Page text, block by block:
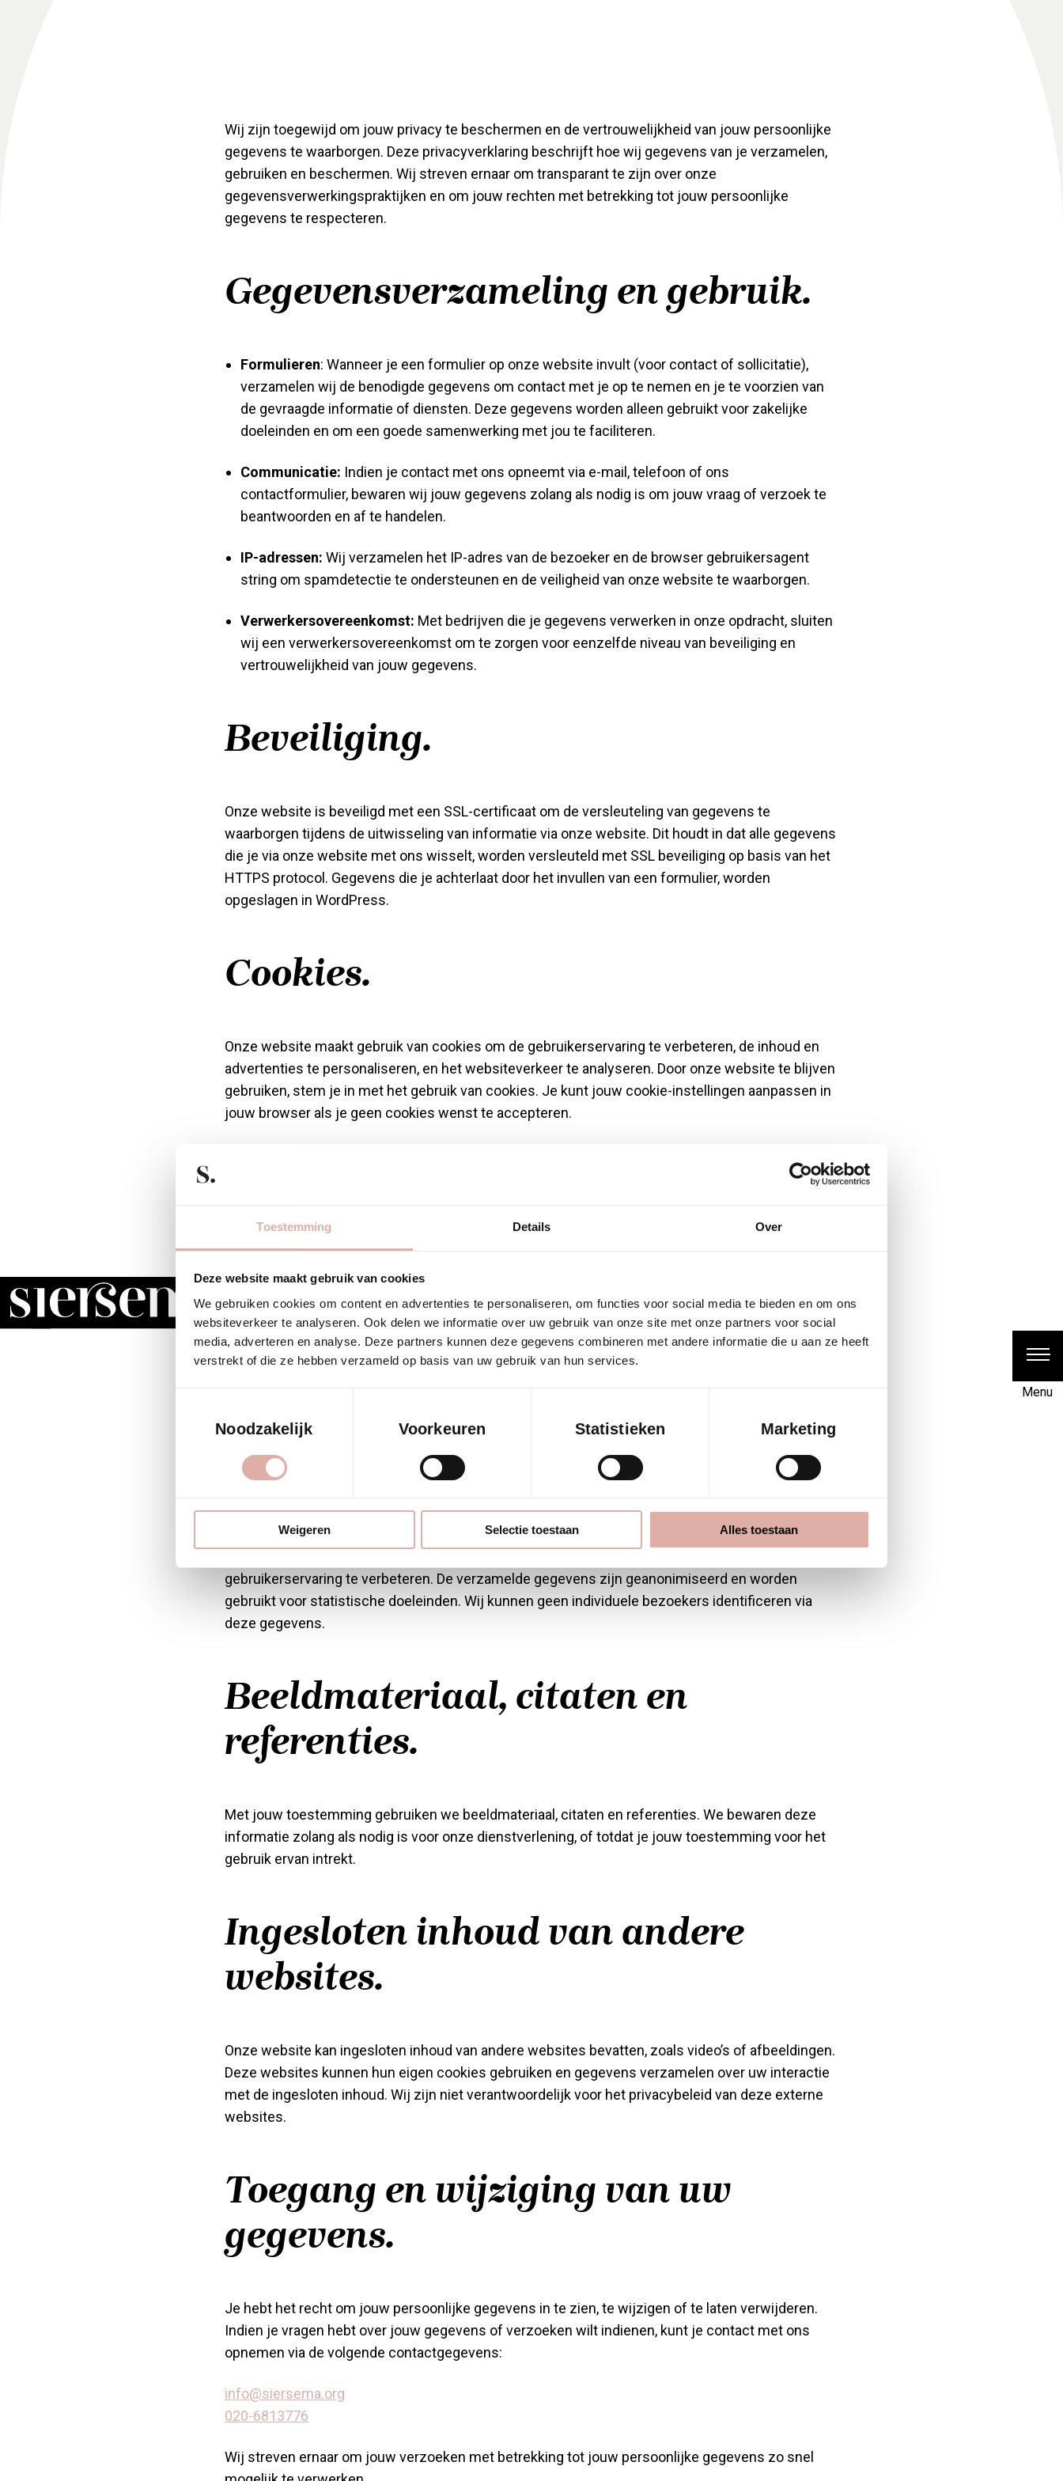
Toestemming Details Over
Deze website maakt gebruik van cookies
We gebruiken cookies om content en advertenties te personaliseren, om functies voor social media te bieden en om ons
websiteverkeer te analyseren. Ook delen we informatie over uw gebruik van onze site met onze partners voor social
media, adverteren en analyse. Deze partners kunnen deze gegevens combineren met andere informatie die u aan ze heeft
verstrekt of die ze hebben verzameld op basis van uw gebruik van hun services.
Noodzakelijk Voorkeuren Statistieken Marketing
Weigeren Selectie toestaan Alles toestaan
Menu
Wij zijn toegewijd om jouw privacy te beschermen en de vertrouwelijkheid van jouw persoonlijke
gegevens te waarborgen. Deze privacyverklaring beschrijft hoe wij gegevens van je verzamelen,
gebruiken en beschermen. Wij streven ernaar om transparant te zijn over onze
gegevensverwerkingspraktijken en om jouw rechten met betrekking tot jouw persoonlijke
gegevens te respecteren.
Gegevensverzameling en gebruik.
Formulieren: Wanneer je een formulier op onze website invult (voor contact of sollicitatie),
verzamelen wij de benodigde gegevens om contact met je op te nemen en je te voorzien van
de gevraagde informatie of diensten. Deze gegevens worden alleen gebruikt voor zakelijke
doeleinden en om een goede samenwerking met jou te faciliteren.
Communicatie: Indien je contact met ons opneemt via e-mail, telefoon of ons
contactformulier, bewaren wij jouw gegevens zolang als nodig is om jouw vraag of verzoek te
beantwoorden en af te handelen.
IP-adressen: Wij verzamelen het IP-adres van de bezoeker en de browser gebruikersagent
string om spamdetectie te ondersteunen en de veiligheid van onze website te waarborgen.
Verwerkersovereenkomst: Met bedrijven die je gegevens verwerken in onze opdracht, sluiten
wij een verwerkersovereenkomst om te zorgen voor eenzelfde niveau van beveiliging en
vertrouwelijkheid van jouw gegevens.
Beveiliging.
Onze website is beveiligd met een SSL-certificaat om de versleuteling van gegevens te
waarborgen tijdens de uitwisseling van informatie via onze website. Dit houdt in dat alle gegevens
die je via onze website met ons wisselt, worden versleuteld met SSL beveiliging op basis van het
HTTPS protocol. Gegevens die je achterlaat door het invullen van een formulier, worden
opgeslagen in WordPress.
Cookies.
Onze website maakt gebruik van cookies om de gebruikerservaring te verbeteren, de inhoud en
advertenties te personaliseren, en het websiteverkeer te analyseren. Door onze website te blijven
gebruiken, stem je in met het gebruik van cookies. Je kunt jouw cookie-instellingen aanpassen in
jouw browser als je geen cookies wenst te accepteren.
basisfuncties zoals paginanavigatie en toegang tot beveiligde gedeelten mogelijk maken.
Statistische cookieshelpen website-eigenaren begrijpen hoe bezoekers hun site gebruiken
door anonieme gegevens te verzamelen en te rapporteren.
Marketingcookiesworden gebruikt om bezoekers te volgen wanneer ze verschillende
websites bezoeken. Ze tonen advertenties die zijn afgestemd op de individuele gebruiker,
Analytics.
gebruikerservaring te verbeteren. De verzamelde gegevens zijn geanonimiseerd en worden
gebruikt voor statistische doeleinden. Wij kunnen geen individuele bezoekers identificeren via
deze gegevens.
Beeldmateriaal, citaten en
referenties.
Met jouw toestemming gebruiken we beeldmateriaal, citaten en referenties. We bewaren deze
informatie zolang als nodig is voor onze dienstverlening, of totdat je jouw toestemming voor het
gebruik ervan intrekt.
Ingesloten inhoud van andere
websites.
Onze website kan ingesloten inhoud van andere websites bevatten, zoals video’s of afbeeldingen.
Deze websites kunnen hun eigen cookies gebruiken en gegevens verzamelen over uw interactie
met de ingesloten inhoud. Wij zijn niet verantwoordelijk voor het privacybeleid van deze externe
websites.
Toegang en wijziging van uw
gegevens.
Je hebt het recht om jouw persoonlijke gegevens in te zien, te wijzigen of te laten verwijderen.
Indien je vragen hebt over jouw gegevens of verzoeken wilt indienen, kunt je contact met ons
opnemen via de volgende contactgegevens:
info@siersema.org
020-6813776
Wij streven ernaar om jouw verzoeken met betrekking tot jouw persoonlijke gegevens zo snel